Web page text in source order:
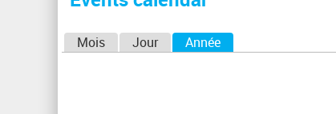
ici
Mois Jour Année